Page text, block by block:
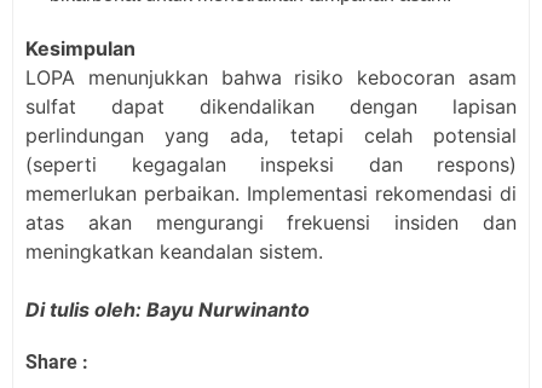
Kesimpulan
LOPA menunjukkan bahwa risiko kebocoran asam
sulfat dapat dikendalikan dengan lapisan
perlindungan yang ada, tetapi celah potensial
(seperti kegagalan inspeksi dan respons)
memerlukan perbaikan. Implementasi rekomendasi di
atas akan mengurangi frekuensi insiden dan
meningkatkan keandalan sistem.
Di tulis oleh: Bayu Nurwinanto
Share :